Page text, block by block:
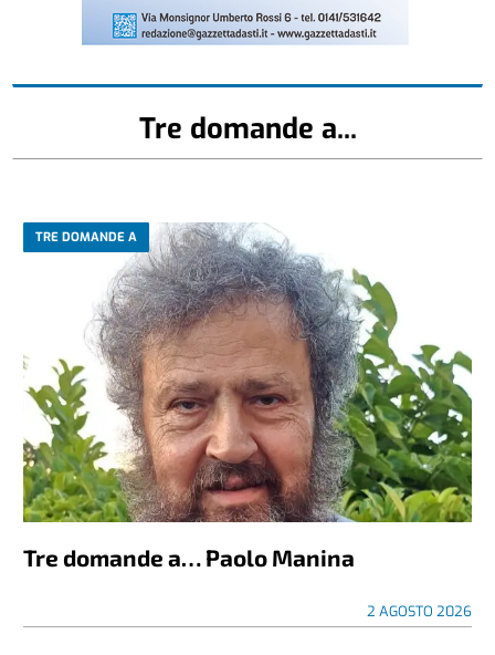
Tre domande a...
TRE DOMANDE A
Tre domande a… Paolo Manina
2 AGOSTO 2026